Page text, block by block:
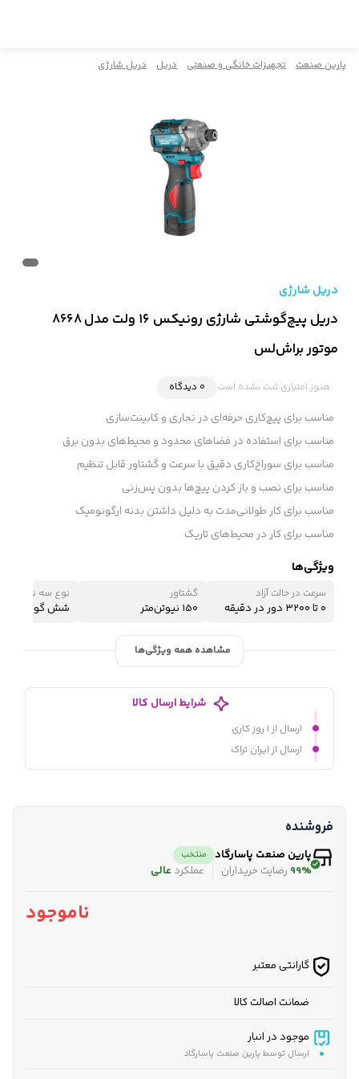
پارین صنعت تجهیزات خانگی و صنعتی دریل دریل شارژی
دریل شارژی
دریل پیچ‌گوشتی شارژی رونیکس ۱۶ ولت مدل 8668
موتور براش‌‌لس
هنوز امتیازی ثبت نشده است 0 دیدگاه
مناسب برای پیچ‌کاری حرفه‌ای در نجاری و کابینت‌سازی
مناسب برای استفاده در فضاهای محدود و محیط‌های بدون برق
مناسب برای سوراخ‌کاری دقیق با سرعت و گشتاور قابل تنظیم
مناسب برای نصب و باز کردن پیچ‌ها بدون پس‌زنی
مناسب برای کار طولانی‌مدت به دلیل داشتن بدنه ارگونومیک
مناسب برای کار در محیط‌های تاریک
ویژگی‌ها
سرعت در حالت آزاد
۰ تا ۳۲۰۰ دور در دقیقه
گشتاور
150 نیوتن‌متر
نوع سه نظام
شش گوش
مشاهده همه ویژگی‌ها
شرایط ارسال کالا
ارسال از ۱ روز کاری
ارسال از ایران تراک
فروشنده
پارین صنعت پاسارگاد منتخب
99% رضایت خریداران عملکرد عالی
ناموجود
گارانتی معتبر
ضمانت اصالت کالا
موجود در انبار
ارسال توسط پارین صنعت پاسارگاد